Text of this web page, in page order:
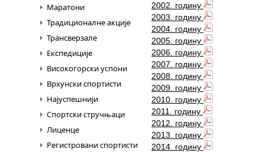
Маратони
Традиционалне акције
Трансверзале
Експедиције
Високогорски успони
Врхунски спортисти
Најуспешнији
Спортски стручњаци
Лиценце
Регистровани спортисти
2002. годину
2003. годину
2004. годину
2005. годину
2006. годину
2007. годину
2008. годину
2009. годину
2010. годину
2011. годину
2012. годину
2013. годину
2014. годину